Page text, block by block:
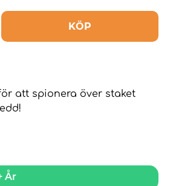
KÖP
att spionera över staket
År